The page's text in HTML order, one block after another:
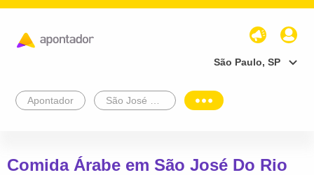
São Paulo, SP
Apontador
Comida Árabe em São José Do Rio